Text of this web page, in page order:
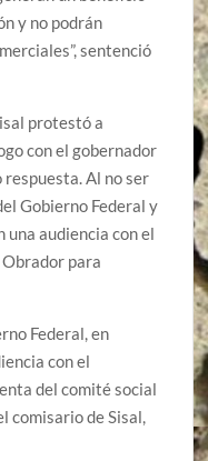
y no podrán
sentenció
protestó a
con el gobernador
Al no ser
Gobierno Federal y
una audiencia con el
para
Federal, en
con el
del comité social
comisario de Sisal,